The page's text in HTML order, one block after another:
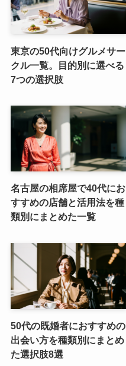
東京の50代向けグルメサー
クル一覧。目的別に選べる
7つの選択肢
名古屋の相席屋で40代にお
すすめの店舗と活用法を種
類別にまとめた一覧
50代の既婚者におすすめの
出会い方を種類別にまとめ
た選択肢8選